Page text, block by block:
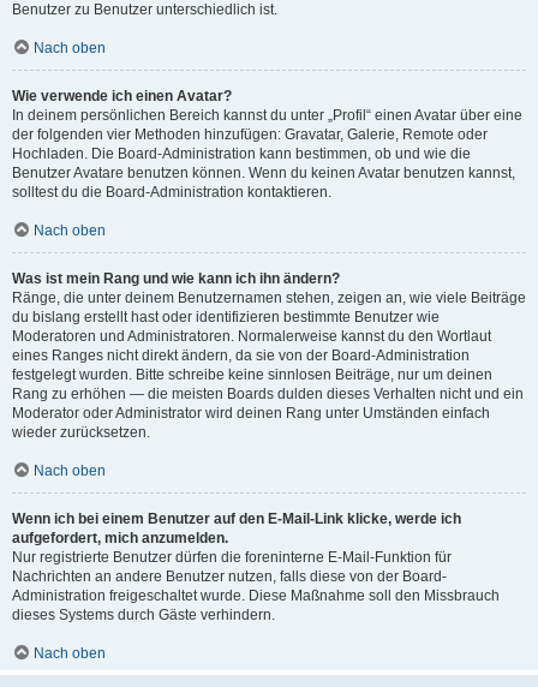
Benutzer zu Benutzer unterschiedlich ist.
Nach oben
Wie verwende ich einen Avatar?
In deinem persönlichen Bereich kannst du unter „Profil“ einen Avatar über eine
der folgenden vier Methoden hinzufügen: Gravatar, Galerie, Remote oder
Hochladen. Die Board-Administration kann bestimmen, ob und wie die
Benutzer Avatare benutzen können. Wenn du keinen Avatar benutzen kannst,
solltest du die Board-Administration kontaktieren.
Nach oben
Was ist mein Rang und wie kann ich ihn ändern?
Ränge, die unter deinem Benutzernamen stehen, zeigen an, wie viele Beiträge
du bislang erstellt hast oder identifizieren bestimmte Benutzer wie
Moderatoren und Administratoren. Normalerweise kannst du den Wortlaut
eines Ranges nicht direkt ändern, da sie von der Board-Administration
festgelegt wurden. Bitte schreibe keine sinnlosen Beiträge, nur um deinen
Rang zu erhöhen — die meisten Boards dulden dieses Verhalten nicht und ein
Moderator oder Administrator wird deinen Rang unter Umständen einfach
wieder zurücksetzen.
Nach oben
Wenn ich bei einem Benutzer auf den E-Mail-Link klicke, werde ich
aufgefordert, mich anzumelden.
Nur registrierte Benutzer dürfen die foreninterne E-Mail-Funktion für
Nachrichten an andere Benutzer nutzen, falls diese von der Board-
Administration freigeschaltet wurde. Diese Maßnahme soll den Missbrauch
dieses Systems durch Gäste verhindern.
Nach oben